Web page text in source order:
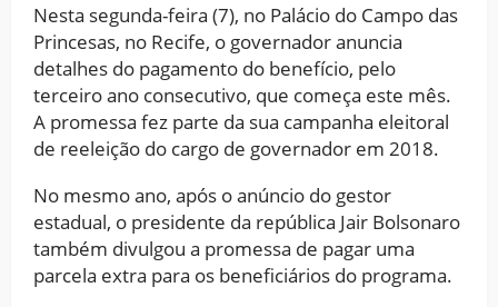
Nesta segunda-feira (7), no Palácio do Campo das
Princesas, no Recife, o governador anuncia
detalhes do pagamento do benefício, pelo
terceiro ano consecutivo, que começa este mês.
A promessa fez parte da sua campanha eleitoral
de reeleição do cargo de governador em 2018.
No mesmo ano, após o anúncio do gestor
estadual, o presidente da república Jair Bolsonaro
também divulgou a promessa de pagar uma
parcela extra para os beneficiários do programa.